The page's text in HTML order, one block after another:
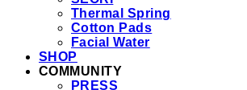
Thermal Spring
Cotton Pads
Facial Water
SHOP
COMMUNITY
PRESS